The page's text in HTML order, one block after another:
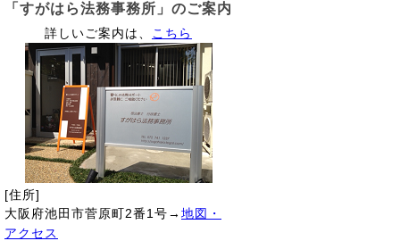
「すがはら法務事務所」のご案内
詳しいご案内は、 こちら
[住所]
大阪府池田市菅原町2番1号→ 地図・
アクセス